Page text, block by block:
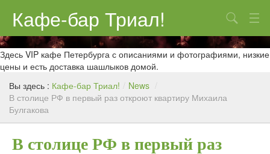
Кафе-бар Триал!
О нас
Меню
Контакты
Реклама
Поиск
Здесь VIP кафе Петербурга с описаниями и фотографиями, низкие
цены и есть доставка шашлыков домой.
Вы здесь : Кафе-бар Триал! / News /
В столице РФ в первый раз откроют квартиру Михаила
Булгакова
В столице РФ в первый раз